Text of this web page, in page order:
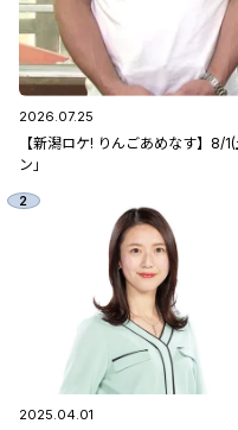
2026.07.25
【新潟ロケ! りんごあめなす】
ン」
2025.04.01